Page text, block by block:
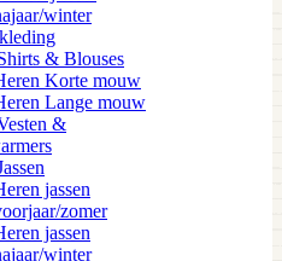
winter
& Blouses
Korte mouw
Lange mouw
&
jassen
zomer
jassen
winter